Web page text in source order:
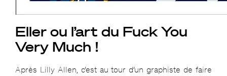
Eller ou l’art du Fuck You
Very Much !
Après Lilly Allen, c’est au tour d’un graphiste de faire